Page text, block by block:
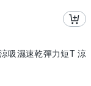
吸濕速乾彈力短T 涼